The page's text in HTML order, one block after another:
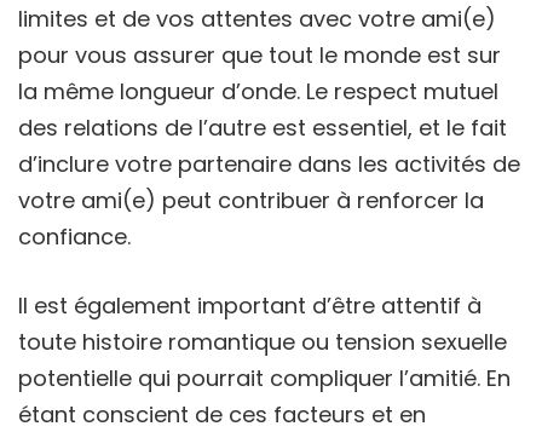
limites et de vos attentes avec votre ami(e)
pour vous assurer que tout le monde est sur
la même longueur d’onde. Le respect mutuel
des relations de l’autre est essentiel, et le fait
d’inclure votre partenaire dans les activités de
votre ami(e) peut contribuer à renforcer la
confiance.
Il est également important d’être attentif à
toute histoire romantique ou tension sexuelle
potentielle qui pourrait compliquer l’amitié. En
étant conscient de ces facteurs et en